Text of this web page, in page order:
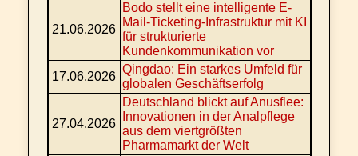
21.06.2026
Bodo stellt eine intelligente E-
Mail-Ticketing-Infrastruktur mit KI
für strukturierte
Kundenkommunikation vor
17.06.2026
Qingdao: Ein starkes Umfeld für
globalen Geschäftserfolg
27.04.2026
Deutschland blickt auf Anusflee:
Innovationen in der Analpflege
aus dem viertgrößten
Pharmamarkt der Welt